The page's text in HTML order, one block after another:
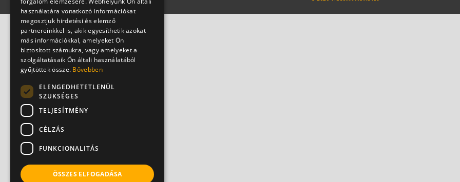
használatára vonatkozó információkat
megosztjuk hirdetési és elemző
partnereinkkel is, akik egyesíthetik azokat
más információkkal, amelyeket Ön
biztosított számukra, vagy amelyeket a
szolgáltatásaik Ön általi használatából
gyűjtöttek össze. Bővebben
ELENGEDHETETLENÜL
SZÜKSÉGES
TELJESÍTMÉNY
CÉLZÁS
FUNKCIONALITÁS
ÖSSZES ELFOGADÁSA